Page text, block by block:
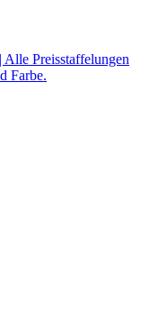
Preisstaffelungen
Farbe.